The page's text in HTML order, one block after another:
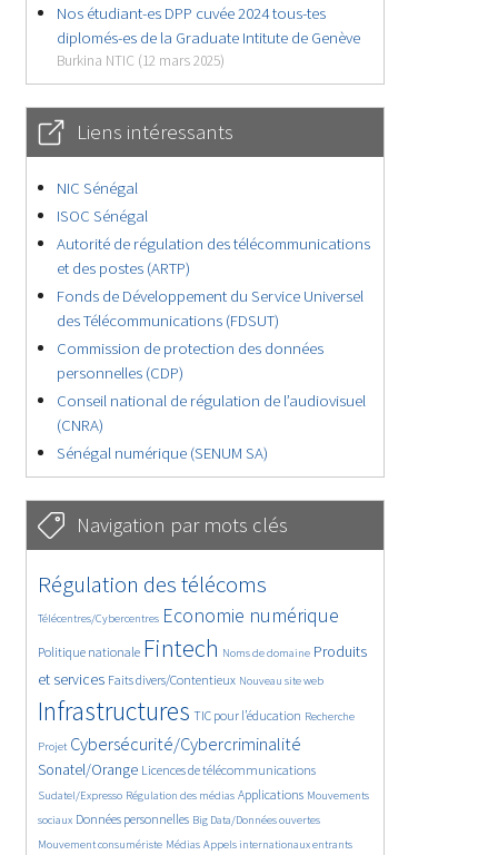
Nos étudiant-es DPP cuvée 2024 tous-tes
diplomés-es de la Graduate Intitute de Genève
Burkina NTIC (12 mars 2025)
Liens intéressants
NIC Sénégal
ISOC Sénégal
Autorité de régulation des télécommunications
et des postes (ARTP)
Fonds de Développement du Service Universel
des Télécommunications (FDSUT)
Commission de protection des données
personnelles (CDP)
Conseil national de régulation de l’audiovisuel
(CNRA)
Sénégal numérique (SENUM SA)
Navigation par mots clés
4622/5700
Régulation des télécoms
391/5700
Télécentres/Cybercentres
3640/5700 Economie numérique
1849/5700
Politique nationale
5242/5700 Fintech
675/5700
Noms de domaine
2369/5700
Produits
et services
1564/5700 Faits divers/Contentieux
824/5700 Nouveau site web
5700/5700
Infrastructures
1817/5700
TIC pour l’éducation
195/5700
Recherche
248/5700
Projet
3585/5700Cybersécurité/Cybercriminalité
2300/5700
Sonatel/Orange
1623/5700 Licences de télécommunications
283/5700
Sudatel/Expresso
1023/5700 Régulation des médias
1537/5700 Applications
1135/5700
Mouvements
sociaux
1674/5700Données personnelles
150/5700 Big Data/Données ouvertes
637/5700
Mouvement consumériste
367/5700 Médias
655/5700 Appels internationaux entrants
1727/5700